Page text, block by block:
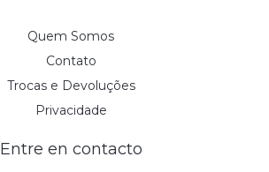
Quem Somos
Contato
Trocas e Devoluções
Privacidade
Entre en contacto